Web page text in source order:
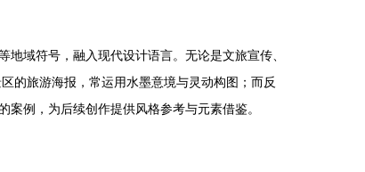
域符号，融入现代设计语言。无论是文旅宣传、
的旅游海报，常运用水墨意境与灵动构图；而反
例，为后续创作提供风格参考与元素借鉴。